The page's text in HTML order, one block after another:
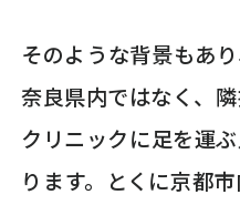
そのような背景もあ
奈良県内ではなく、
クリニックに足を運
ります。とくに京都